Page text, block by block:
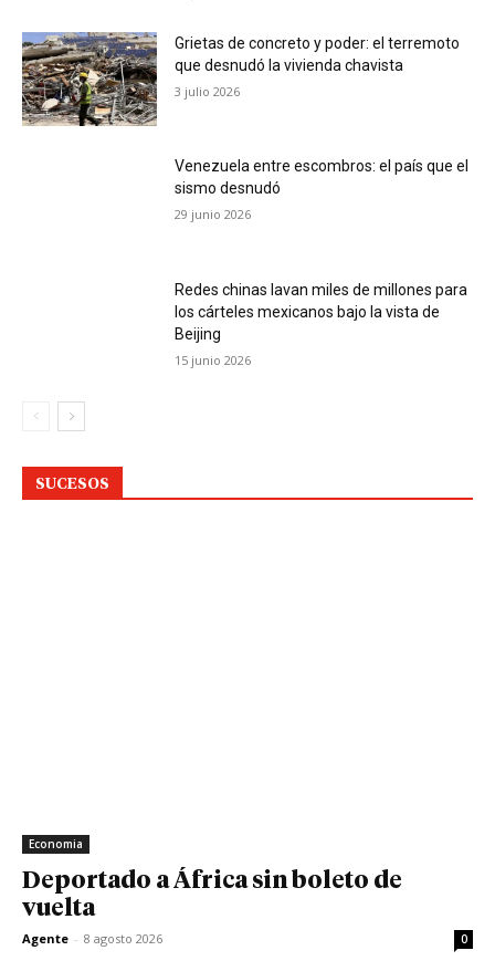
Grietas de concreto y poder: el terremoto
que desnudó la vivienda chavista
3 julio 2026
Venezuela entre escombros: el país que el
sismo desnudó
29 junio 2026
Redes chinas lavan miles de millones para
los cárteles mexicanos bajo la vista de
Beijing
15 junio 2026
SUCESOS
Economia
Deportado a África sin boleto de
vuelta
Agente - 8 agosto 2026 0